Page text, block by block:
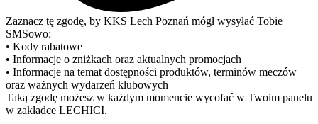
Zaznacz tę zgodę, by KKS Lech Poznań mógł wysyłać Tobie
SMSowo:
• Kody rabatowe
• Informacje o zniżkach oraz aktualnych promocjach
• Informacje na temat dostępności produktów, terminów meczów
oraz ważnych wydarzeń klubowych
Taką zgodę możesz w każdym momencie wycofać w Twoim panelu
w zakładce LECHICI.